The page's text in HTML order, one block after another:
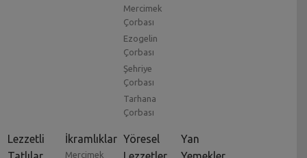
Mercimek
Çorbası
Ezogelin
Çorbası
Şehriye
Çorbası
Tarhana
Çorbası
Lezzetli
İkramlıklar
Mercimek
Yöresel
Yan